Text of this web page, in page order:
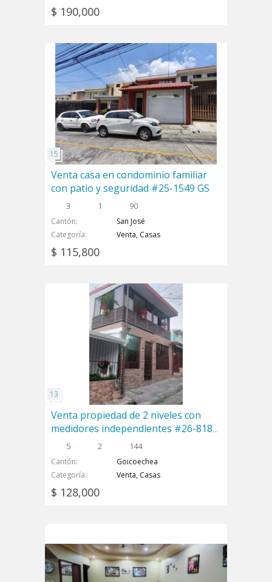
$ 190,000
Venta casa en condominio familiar
con patio y seguridad #25-1549 GS
3 1 90
Cantón
San José
Categoría
Venta, Casas
$ 115,800
Venta propiedad de 2 niveles con
medidores independientes #26-818
5 2 144
Cantón
Goicoechea
Categoría
Venta, Casas
$ 128,000